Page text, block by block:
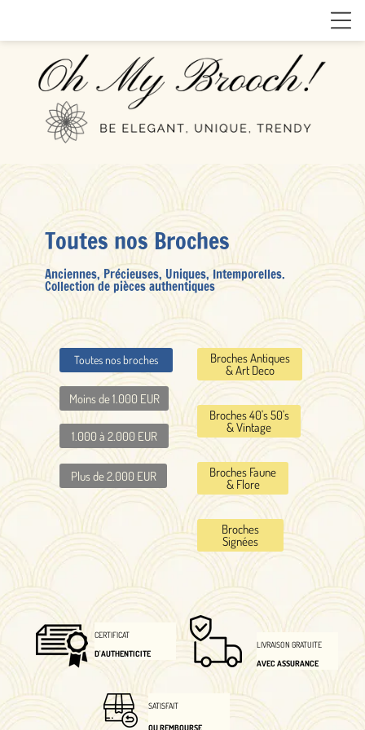
CERTIFICAT
D'AUTHENTICITE
LIVRAISON GRATUITE
AVEC ASSURANCE
SATISFAIT
OU REMBOURSE
Toutes nos Broches
Anciennes, Précieuses, Uniques, Intemporelles.
Collection de pièces authentiques
Broches Antiques
& Art Deco
Broches 40's 50's
& Vintage
Broches
Signées
Broches Faune
& Flore
Toutes nos broches
1.000 à 2.000 EUR
Moins de 1.000 EUR
Plus de 2.000 EUR